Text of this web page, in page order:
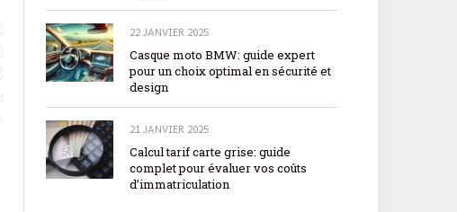
22 JANVIER 2025
Casque moto BMW: guide expert
pour un choix optimal en sécurité et
design
21 JANVIER 2025
Calcul tarif carte grise: guide
complet pour évaluer vos coûts
d’immatriculation